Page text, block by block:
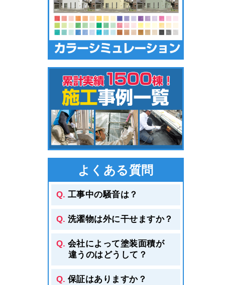
よくある質問
工事中の騒音は？
洗濯物は外に干せますか？
会社によって塗装面積が
違うのはどうして？
保証はありますか？